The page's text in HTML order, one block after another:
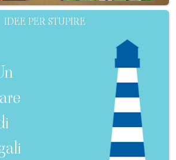
IDEE PER STUPIRE